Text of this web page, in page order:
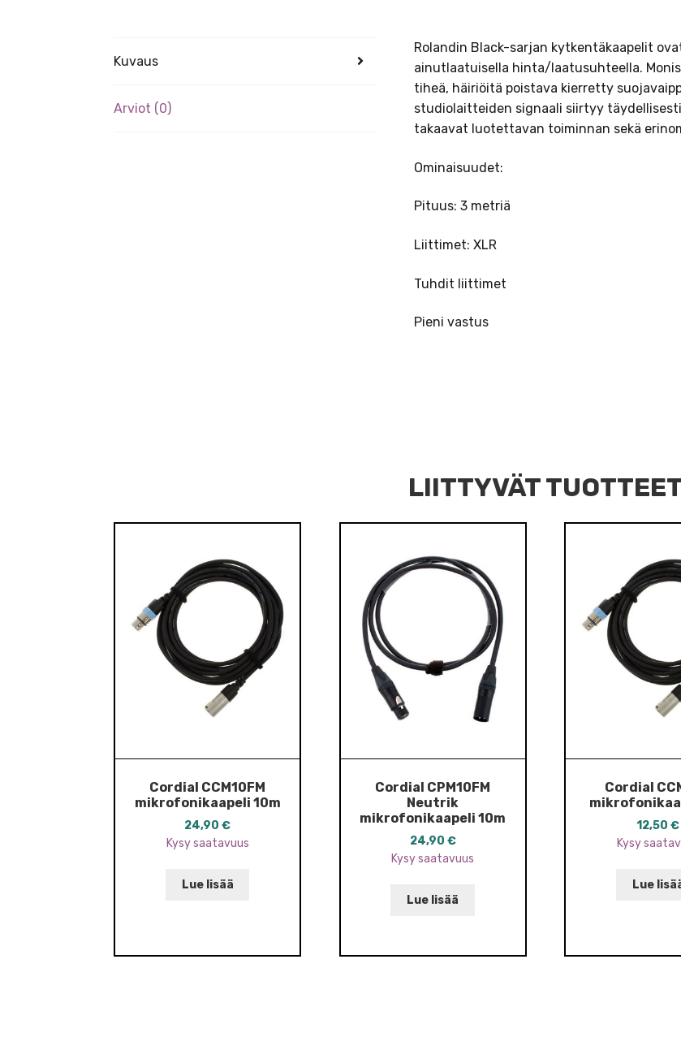
Kuvaus
Arviot (0)
Rolandin Black-sarjan kytkentäkaapelit
ainutlaatuisella hinta/laatusuhteella.
tiheä, häiriöitä poistava kierretty
studiolaitteiden signaali siirtyy
takaavat luotettavan toiminnan sekä
Ominaisuudet:
Pituus: 3 metriä
Liittimet: XLR
Tuhdit liittimet
Pieni vastus
LIITTYVÄT
Cordial CCM10FM
mikrofonikaapeli 10m
24,90€
Kysy saatavuus
Lue lisää
Cordial CPM10FM
Neutrik
mikrofonikaapeli 10m
24,90 €
Kysy saatavuus
Lue lisää
Cordial
12,50€
Kysy
Lue